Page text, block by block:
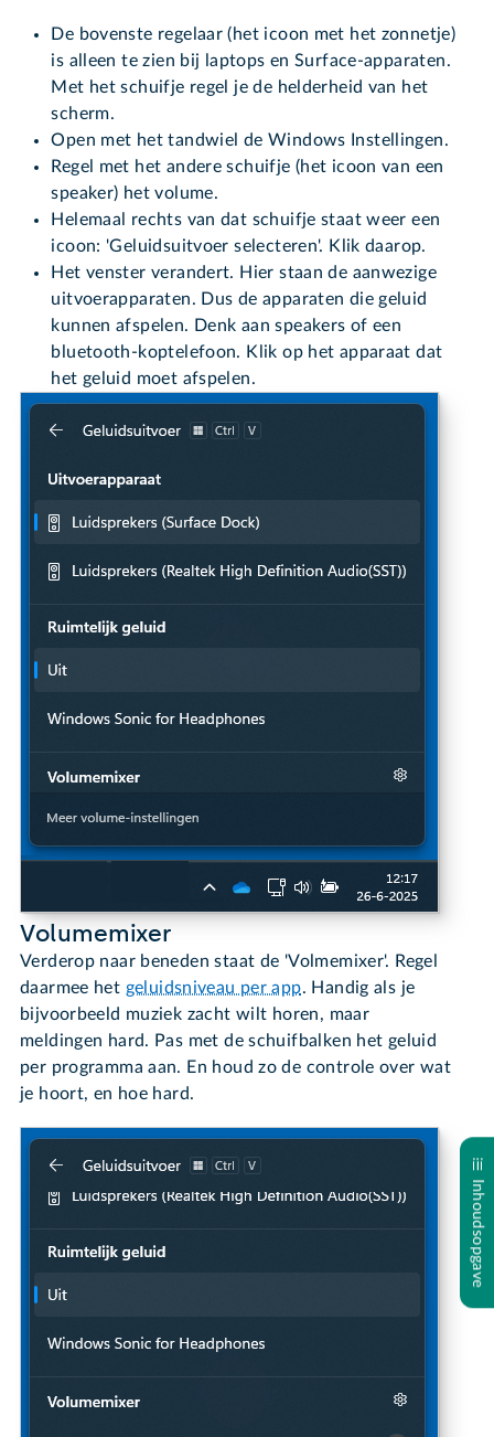
De bovenste regelaar (het icoon met het zonnetje)
is alleen te zien bij laptops en Surface-apparaten.
Met het schuifje regel je de helderheid van het
scherm.
Open met het tandwiel de Windows Instellingen.
Regel met het andere schuifje (het icoon van een
speaker) het volume.
Helemaal rechts van dat schuifje staat weer een
icoon: 'Geluidsuitvoer selecteren'. Klik daarop.
Het venster verandert. Hier staan de aanwezige
uitvoerapparaten. Dus de apparaten die geluid
kunnen afspelen. Denk aan speakers of een
bluetooth-koptelefoon. Klik op het apparaat dat
het geluid moet afspelen.
Volumemixer
Verderop naar beneden staat de 'Volmemixer'. Regel
daarmee het geluidsniveau per app. Handig als je
bijvoorbeeld muziek zacht wilt horen, maar
meldingen hard. Pas met de schuifbalken het geluid
per programma aan. En houd zo de controle over wat
je hoort, en hoe hard.
Inhoudsopgave